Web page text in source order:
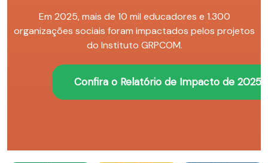
Em 2025, mais de 10 mil educadores e 1.300
organizações sociais foram impactados pelos projetos
do Instituto GRPCOM.
Confira o Relatório de Impacto de 2025!